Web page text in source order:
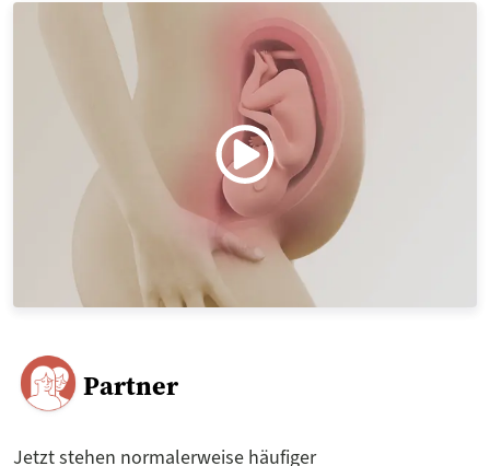
Partner
Jetzt stehen normalerweise häufiger